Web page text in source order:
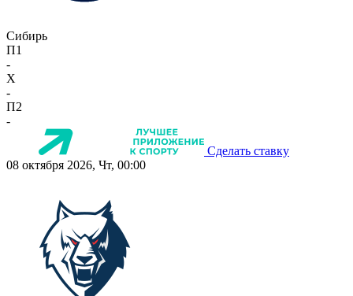
Сибирь
П1
-
X
-
П2
-
Сделать ставку
08 октября 2026, Чт, 00:00